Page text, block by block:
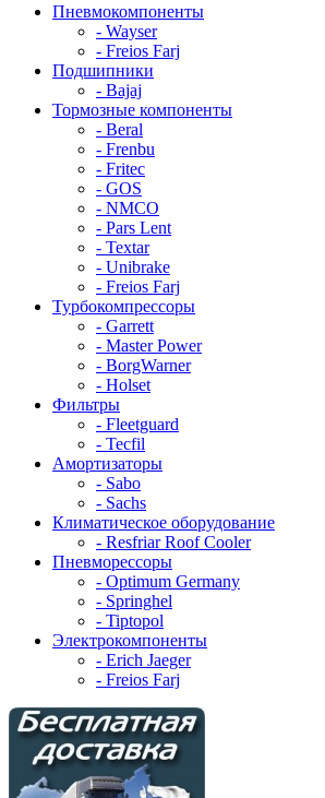
Пневмокомпоненты
- Wayser
- Freios Farj
Подшипники
- Bajaj
Тормозные компоненты
- Beral
- Frenbu
- Fritec
- GOS
- NMCO
- Pars Lent
- Textar
- Unibrake
- Freios Farj
Турбокомпрессоры
- Garrett
- Master Power
- BorgWarner
- Holset
Фильтры
- Fleetguard
- Tecfil
Амортизаторы
- Sabo
- Sachs
Климатическое оборудование
- Resfriar Roof Cooler
Пневморессоры
- Optimum Germany
- Springhel
- Tiptopol
Электрокомпоненты
- Erich Jaeger
- Freios Farj